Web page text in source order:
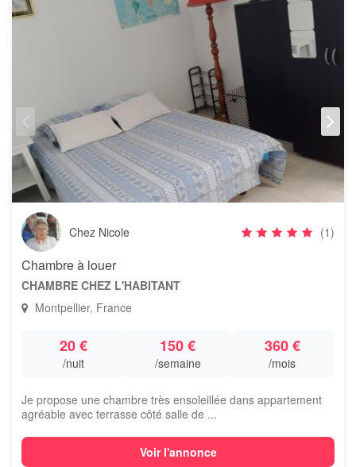
Chez Nicole (1)
Chambre à louer
CHAMBRE CHEZ L'HABITANT
Montpellier, France
20 €
/nuit
150 €
/semaine
360 €
/mois
Je propose une chambre très ensoleillée dans appartement
agréable avec terrasse côté salle de ...
Voir l'annonce